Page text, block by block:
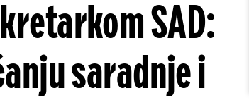
SAD:
saradnje i